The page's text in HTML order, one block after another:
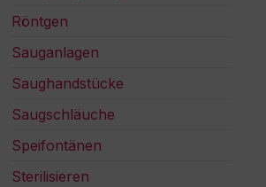
Röntgen
Sauganlagen
Saughandstücke
Saugschläuche
Speifontänen
Sterilisieren